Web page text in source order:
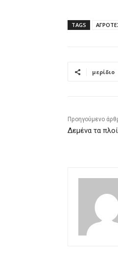
TAGS
μερίδιο
Προηγούμενο
Δεμένα τα